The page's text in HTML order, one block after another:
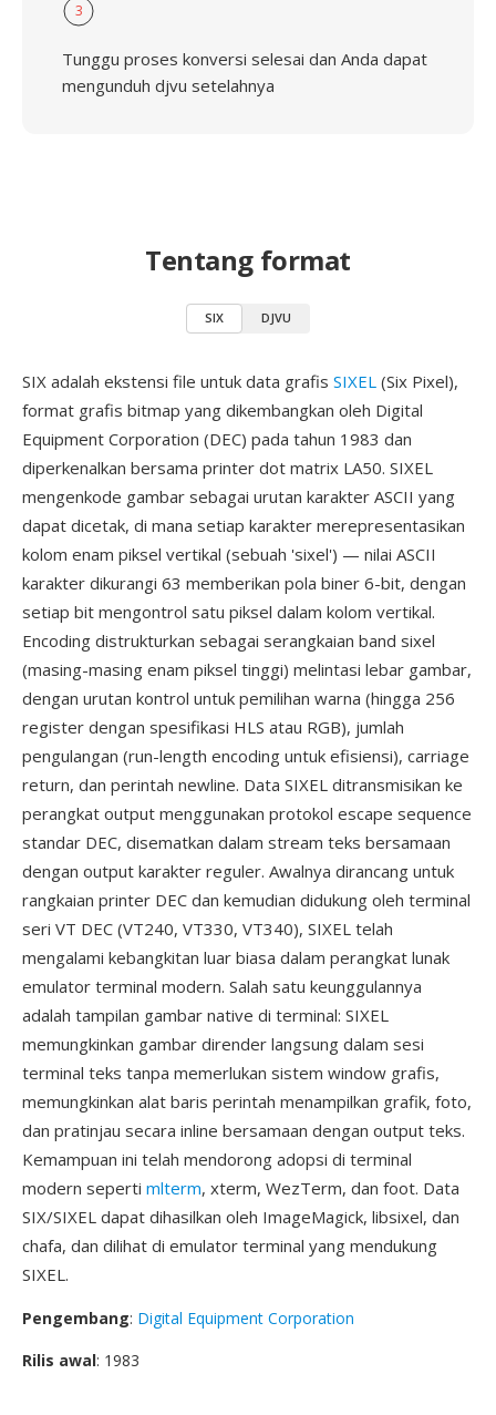
3
Tunggu proses konversi selesai dan Anda dapat
mengunduh djvu setelahnya
Tentang format
SIX DJVU
SIX adalah ekstensi file untuk data grafis SIXEL (Six Pixel),
format grafis bitmap yang dikembangkan oleh Digital
Equipment Corporation (DEC) pada tahun 1983 dan
diperkenalkan bersama printer dot matrix LA50. SIXEL
mengenkode gambar sebagai urutan karakter ASCII yang
dapat dicetak, di mana setiap karakter merepresentasikan
kolom enam piksel vertikal (sebuah 'sixel') — nilai ASCII
karakter dikurangi 63 memberikan pola biner 6-bit, dengan
setiap bit mengontrol satu piksel dalam kolom vertikal.
Encoding distrukturkan sebagai serangkaian band sixel
(masing-masing enam piksel tinggi) melintasi lebar gambar,
dengan urutan kontrol untuk pemilihan warna (hingga 256
register dengan spesifikasi HLS atau RGB), jumlah
pengulangan (run-length encoding untuk efisiensi), carriage
return, dan perintah newline. Data SIXEL ditransmisikan ke
perangkat output menggunakan protokol escape sequence
standar DEC, disematkan dalam stream teks bersamaan
dengan output karakter reguler. Awalnya dirancang untuk
rangkaian printer DEC dan kemudian didukung oleh terminal
seri VT DEC (VT240, VT330, VT340), SIXEL telah
mengalami kebangkitan luar biasa dalam perangkat lunak
emulator terminal modern. Salah satu keunggulannya
adalah tampilan gambar native di terminal: SIXEL
memungkinkan gambar dirender langsung dalam sesi
terminal teks tanpa memerlukan sistem window grafis,
memungkinkan alat baris perintah menampilkan grafik, foto,
dan pratinjau secara inline bersamaan dengan output teks.
Kemampuan ini telah mendorong adopsi di terminal
modern seperti mlterm, xterm, WezTerm, dan foot. Data
SIX/SIXEL dapat dihasilkan oleh ImageMagick, libsixel, dan
chafa, dan dilihat di emulator terminal yang mendukung
SIXEL.
Pengembang: Digital Equipment Corporation
Rilis awal: 1983